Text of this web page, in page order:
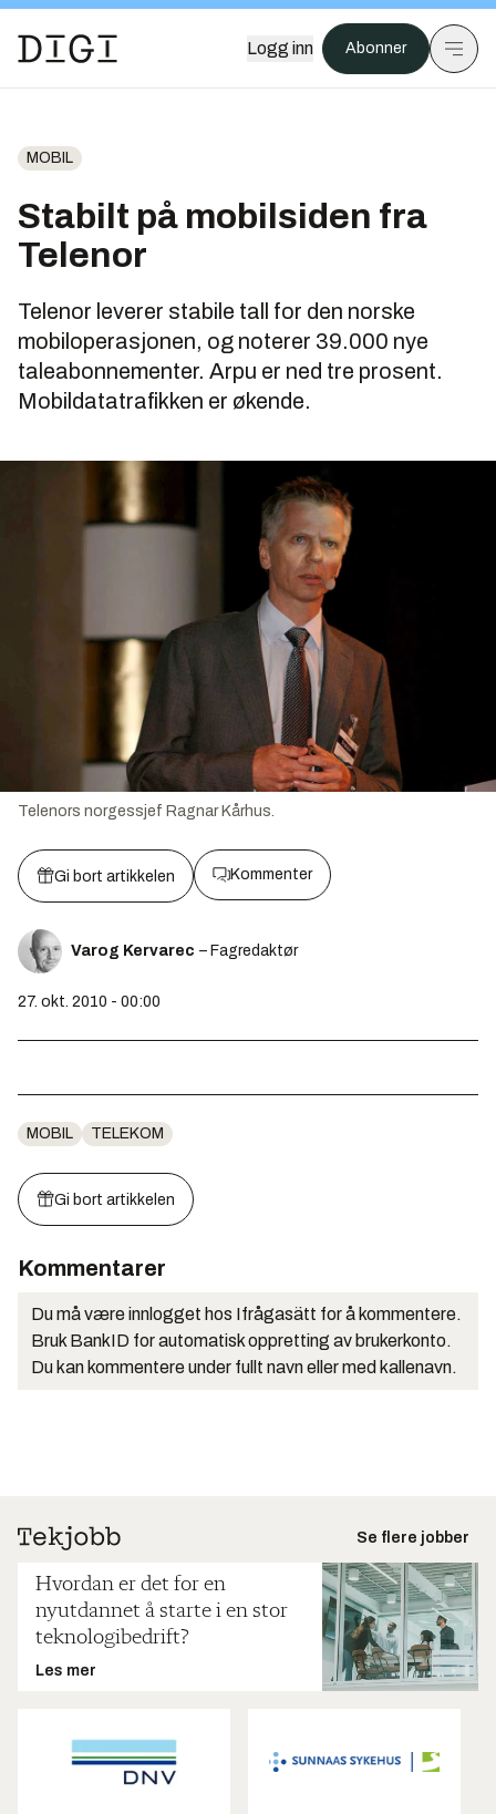
Logg inn Abonner
MOBIL
Stabilt på mobilsiden fra
Telenor
Telenor leverer stabile tall for den norske
mobiloperasjonen, og noterer 39.000 nye
taleabonnementer. Arpu er ned tre prosent.
Mobildatatrafikken er økende.
Telenors norgessjef Ragnar Kårhus.
Gi bort artikkelen Kommenter
Varog Kervarec – Fagredaktør
27. okt. 2010 - 00:00
MOBIL TELEKOM
Gi bort artikkelen
Kommentarer
Du må være innlogget hos Ifrågasätt for å kommentere.
Bruk BankID for automatisk oppretting av brukerkonto.
Du kan kommentere under fullt navn eller med kallenavn.
Se flere jobber
Hvordan er det for en
nyutdannet å starte i en stor
teknologibedrift?
Les mer